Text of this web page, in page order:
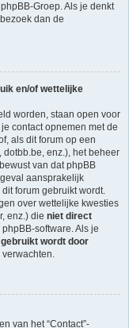
Groep. Als je denkt
dan de
en/of wettelijke
worden, staan open voor
contact opnemen met de
als dit forum op een
enz.), het beheer
van dat phpBB
aansprakelijk
forum gebruikt wordt.
over wettelijke kwesties
enz.) die niet direct
software. Als je
gebruikt wordt door
verwachten.
van het “Contact”-